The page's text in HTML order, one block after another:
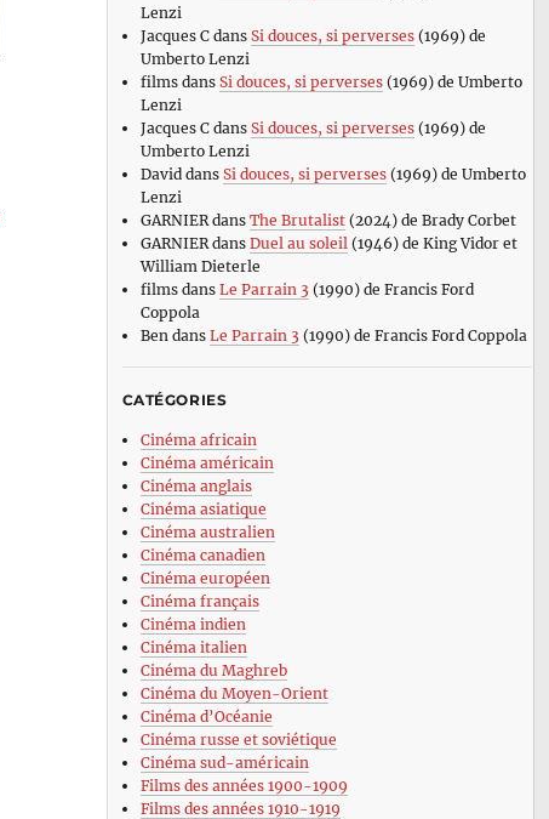
Lenzi
Jacques Cdans Si douces, si perverses(1969) de
Umberto Lenzi
filmsdans Si douces, si perverses(1969) de Umberto
Lenzi
Jacques Cdans Si douces, si perverses(1969) de
Umberto Lenzi
David dans Si douces, si perverses(1969) de Umberto
Lenzi
GARNIERdans The Brutalist(2024) de Brady Corbet
GARNIERdans Duel au soleil (1946) de King Vidor et
William Dieterle
filmsdans Le Parrain 3 (1990) de Francis Ford
Coppola
Ben dans Le Parrain 3 (1990) de Francis Ford Coppola
CATÉGORIES
Cinéma africain
Cinéma américain
Cinéma anglais
Cinéma asiatique
Cinéma australien
Cinéma canadien
Cinéma européen
Cinéma français
Cinéma indien
Cinéma italien
Cinéma du Maghreb
Cinéma du Moyen-Orient
Cinéma d’Océanie
Cinéma russe et soviétique
Cinéma sud-américain
Films des années 1900-1909
Films des années 1910-1919